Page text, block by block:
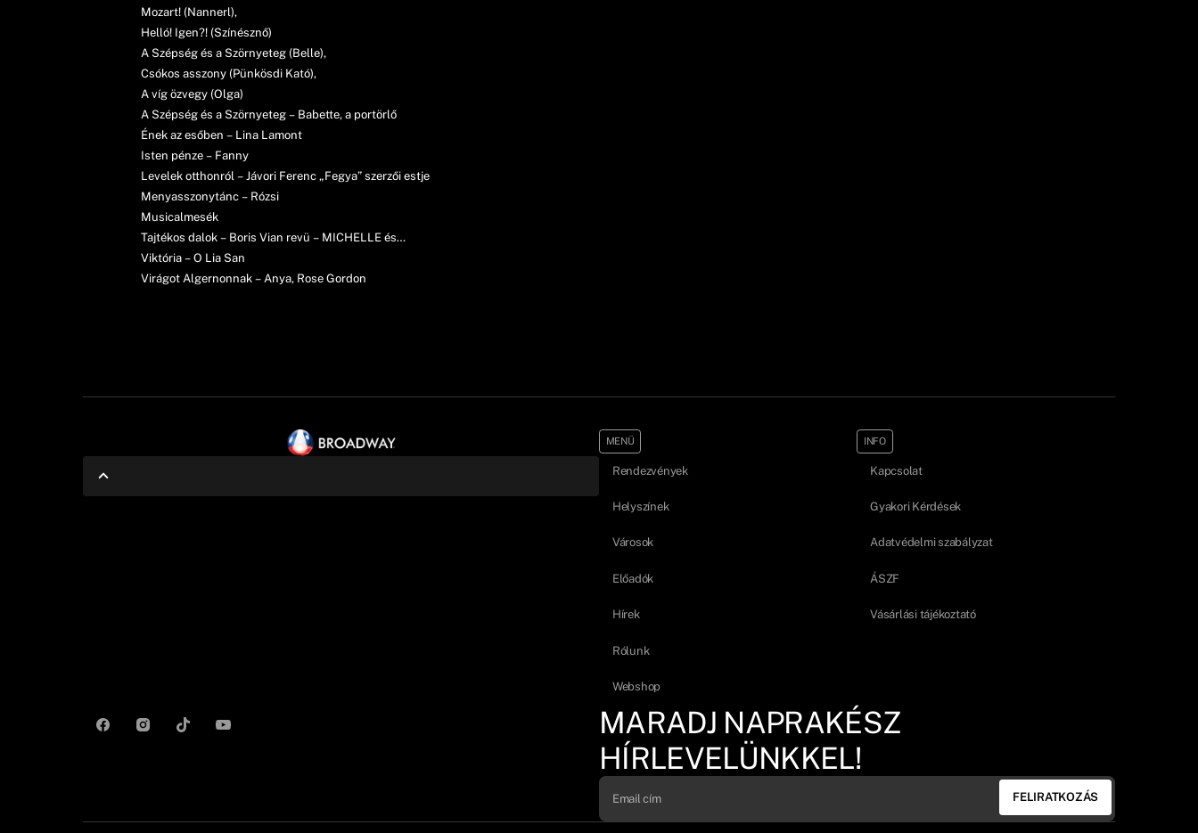
Mozart! (Nannerl),
Helló! Igen?! (Színésznő)
A Szépség és a Szörnyeteg (Belle),
Csókos asszony (Pünkösdi Kató),
A víg özvegy (Olga)
A Szépség és a Szörnyeteg – Babette, a portörlő
Ének az esőben – Lina Lamont
Isten pénze – Fanny
Levelek otthonról – Jávori Ferenc „Fegya” szerzői estje
Menyasszonytánc – Rózsi
Musicalmesék
Tajtékos dalok – Boris Vian revü – MICHELLE és…
Viktória – O Lia San
Virágot Algernonnak – Anya, Rose Gordon
MENÜ
Rendezvények
Helyszínek
Városok
Előadók
Hírek
Rólunk
Webshop
INFO
Kapcsolat
Gyakori Kérdések
Adatvédelmi szabályzat
ÁSZF
Vásárlási tájékoztató
MARADJ NAPRAKÉSZ
HÍRLEVELÜNKKEL!
FELIRATKOZÁS